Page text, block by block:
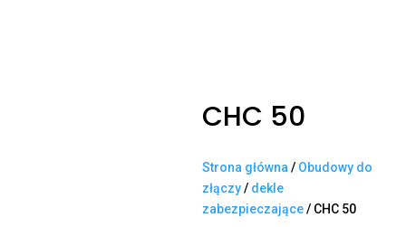
CHC 50
Strona główna / Obudowy do
złączy/ dekle
zabezpieczające/ CHC 50